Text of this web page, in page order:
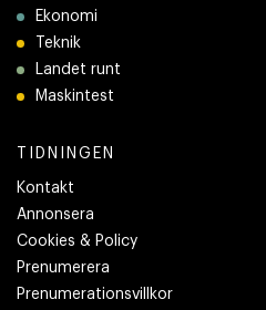
Ekonomi
Teknik
Landet runt
Maskintest
TIDNINGEN
Kontakt
Annonsera
Cookies & Policy
Prenumerera
Prenumerationsvillkor